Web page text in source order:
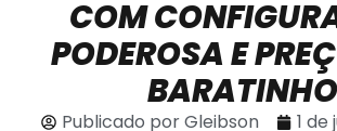
COM
PODEROSA E
BARATINHO
Publicado porGleibson
1 de